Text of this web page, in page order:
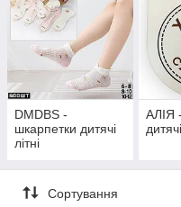
DMDBS -
шкарпетки дитячі
літні
АЛІЯ
Сортування